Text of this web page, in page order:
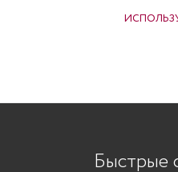
Быстрые